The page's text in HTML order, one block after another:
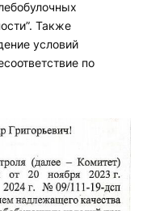
Также
условий
по